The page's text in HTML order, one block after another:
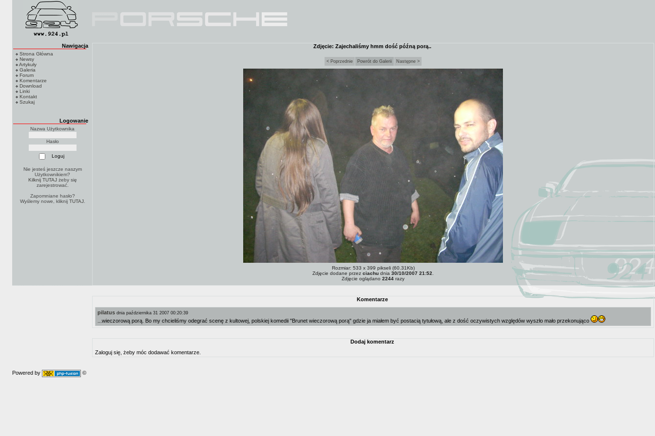
Nawigacja
Strona Główna
Newsy
Artykuły
Galeria
Forum
Komentarze
Download
Linki
Kontakt
Szukaj
Logowanie
Nazwa Użytkownika
Hasło
Nie jesteś jeszcze naszym
Użytkownikiem?
Kilknij TUTAJżeby się
zarejestrować.
Zapomniane hasło?
Wyślemy nowe, kliknij TUTAJ.
Zdjęcie: Zajechaliśmy hmm dość późną porą..
< Poprzednie Powrót do Galerii Następne >
Rozmiar: 533 x 399 pikseli (60.31Kb)
Zdjęcie dodane przez ciachu dnia 30/10/2007 21:52
Zdjęcie oglądano 2244 razy
Komentarze
pilatus dnia października 31 2007 00:20:39
...wieczorową porą. Bo my chcieliśmy odegrać scenę z kultowej, polskiej komedii "Brunet wieczorową porą" gdzie ja miałem być postacią tytułową, ale z dość oczywistych względów wyszło mało przekonująco
Dodaj komentarz
Zaloguj się, żeby móc dodawać komentarze.
Powered by ©